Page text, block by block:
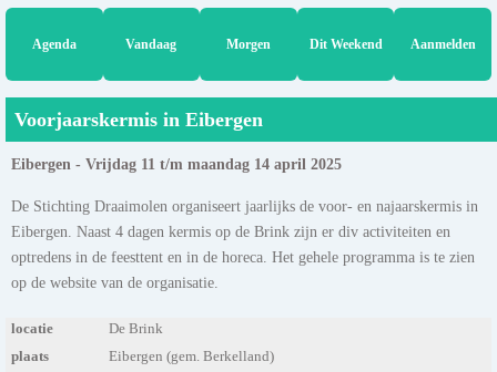
Agenda Vandaag Morgen Dit Weekend Aanmelden
Voorjaarskermis in Eibergen
Eibergen - Vrijdag 11 t/m maandag 14 april 2025
De Stichting Draaimolen organiseert jaarlijks de voor- en najaarskermis in
Eibergen. Naast 4 dagen kermis op de Brink zijn er div activiteiten en
optredens in de feesttent en in de horeca. Het gehele programma is te zien
op de website van de organisatie.
locatie
De Brink
plaats
Eibergen (gem. Berkelland)